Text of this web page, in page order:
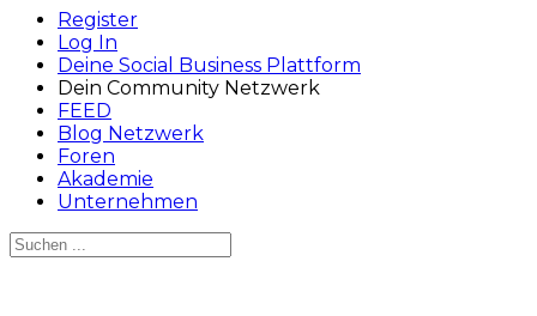
Register
Log In
Deine Social Business Plattform
Dein Community Netzwerk
FEED
Blog Netzwerk
Foren
Akademie
Unternehmen
Suchen
nach: